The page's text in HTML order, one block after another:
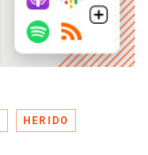
HERIDO